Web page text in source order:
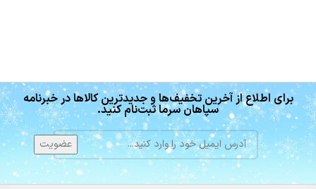
برای اطلاع از آخرین تخفیف‌ها و جدیدترین کالاها در خبرنامه
سپاهان سرما ثبت‌نام کنید.